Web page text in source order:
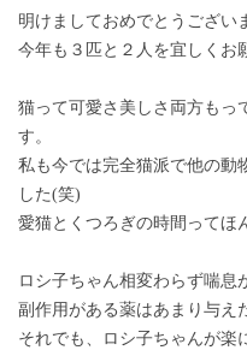
明けましておめでとうござい
今年も３匹と２人を宜しくお
猫って可愛さ美しさ両方もっ
す。
私も今では完全猫派で他の動
した(笑)
愛猫とくつろぎの時間ってほ
ロシ子ちゃん相変わらず喘息
副作用がある薬はあまり与え
それでも、ロシ子ちゃんが楽